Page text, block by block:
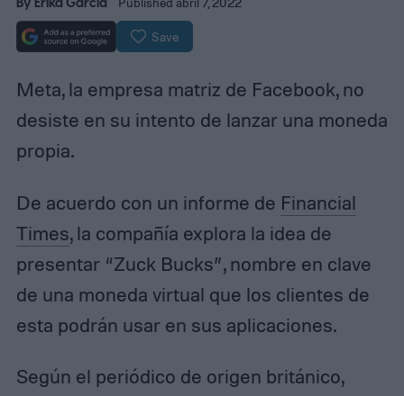
Save
Meta, la empresa matriz de Facebook, no
desiste en su intento de lanzar una moneda
propia.
De acuerdo con un informe de Financial
Times, la compañía explora la idea de
presentar “Zuck Bucks”, nombre en clave
de una moneda virtual que los clientes de
esta podrán usar en sus aplicaciones.
Según el periódico de origen británico,